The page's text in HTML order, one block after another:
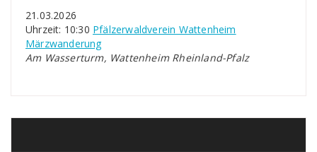
21.03.2026
Uhrzeit: 10:30 Pfälzerwaldverein Wattenheim
Märzwanderung
Am Wasserturm, Wattenheim Rheinland-Pfalz